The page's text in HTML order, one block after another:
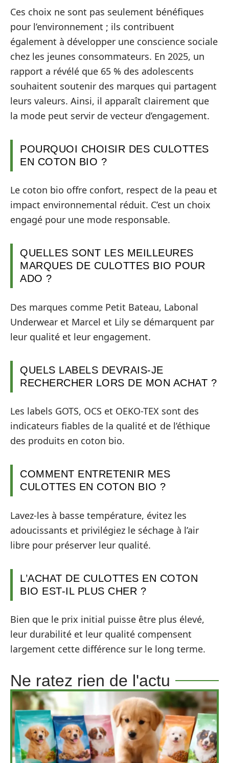
Ces choix ne sont pas seulement bénéfiques
pour l’environnement ; ils contribuent
également à développer une conscience sociale
chez les jeunes consommateurs. En 2025, un
rapport a révélé que 65 % des adolescents
souhaitent soutenir des marques qui partagent
leurs valeurs. Ainsi, il apparaît clairement que
la mode peut servir de vecteur d’engagement.
POURQUOI CHOISIR DES CULOTTES
EN COTON BIO ?
Le coton bio offre confort, respect de la peau et
impact environnemental réduit. C’est un choix
engagé pour une mode responsable.
QUELLES SONT LES MEILLEURES
MARQUES DE CULOTTES BIO POUR
ADO ?
Des marques comme Petit Bateau, Labonal
Underwear et Marcel et Lily se démarquent par
leur qualité et leur engagement.
QUELS LABELS DEVRAIS-JE
RECHERCHER LORS DE MON ACHAT ?
Les labels GOTS, OCS et OEKO-TEX sont des
indicateurs fiables de la qualité et de l’éthique
des produits en coton bio.
COMMENT ENTRETENIR MES
CULOTTES EN COTON BIO ?
Lavez-les à basse température, évitez les
adoucissants et privilégiez le séchage à l’air
libre pour préserver leur qualité.
L’ACHAT DE CULOTTES EN COTON
BIO EST-IL PLUS CHER ?
Bien que le prix initial puisse être plus élevé,
leur durabilité et leur qualité compensent
largement cette différence sur le long terme.
Ne ratez rien de l'actu